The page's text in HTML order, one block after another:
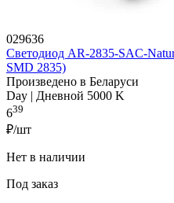
029636
Светодиод AR-2835-SAC-
SMD 2835)
Произведено в Беларуси
Day | Дневной 5000 K
639
₽/шт
Нет в наличии
Под заказ